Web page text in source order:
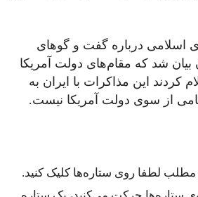
اسلامی درباره گفت و گوهای
شد که مقام‌های دولت آمریکا
کردند این مذاکرات با ایران به
از سوی دولت آمریکا نیست.
مطلب لطفا روی ستاره‌ها کلیک کنید.